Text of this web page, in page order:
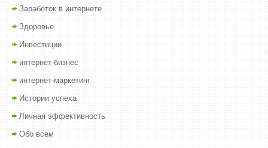
Заработок в интернете
Здоровье
Инвестиции
интернет-бизнес
интернет-маркетинг
Истории успеха
Личная эффективность
Обо всем